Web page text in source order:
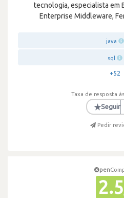
tecnologia, especialista em
Enterprise Middleware,
java
sql
+52
Taxa de resposta
★Seguir
Pedir
pen
2.5